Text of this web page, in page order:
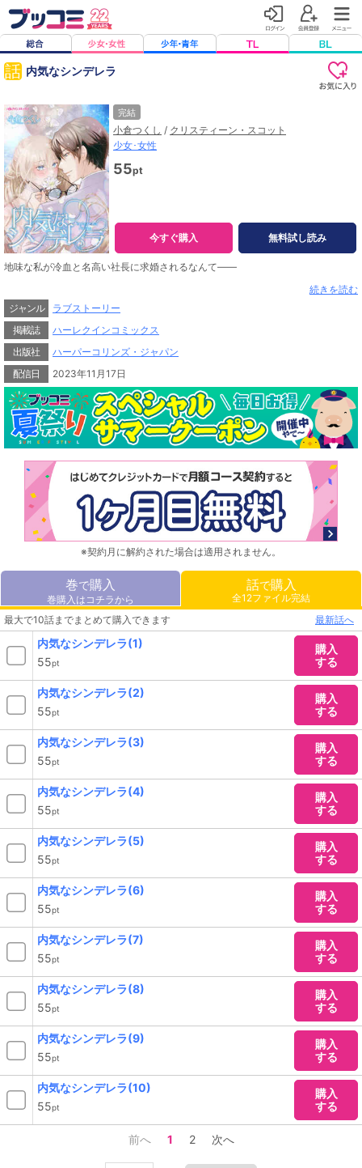
話 内気なシンデレラ
完結
小倉つくし / クリスティーン・スコット
少女･女性
55pt
今すぐ購入 無料試し読み
地味な私が冷血と名高い社長に求婚されるなんて――
地味で内気なシンシアは会社主催のダンスパーティーに参加することに。おしゃ
れ好きな姉の計らいで美しく変身したものの、酔っ払いに絡まれテラスに逃げ出
した。やっぱり平凡な私にパーティーなんて場違いだったのよ。涙を零す彼女の
前に、美しい男性が現れる。優しい物腰でダンスに誘われ、気がつけばキスをし
ていた。我に返り慌ただしくその場を去った翌日、社長室に呼びだされたシンシ
アは仰天する。まさか昨夜の男性が冷血で傲慢と噂の社長ライアンだったなん
て！？
続きを読む
ジャンル
ラブストーリー
掲載誌
ハーレクインコミックス
出版社
ハーパーコリンズ・ジャパン
配信日
2023年11月17日
※契約月に解約された場合は適用されません。
巻で購入
巻購入はコチラから
話で購入
全12ファイル完結
最大で10話までまとめて購入できます
最新話へ
内気なシンデレラ(1)
55pt
購入
する
内気なシンデレラ(2)
55pt
購入
する
内気なシンデレラ(3)
55pt
購入
する
内気なシンデレラ(4)
55pt
購入
する
内気なシンデレラ(5)
55pt
購入
する
内気なシンデレラ(6)
55pt
購入
する
内気なシンデレラ(7)
55pt
購入
する
内気なシンデレラ(8)
55pt
購入
する
内気なシンデレラ(9)
55pt
購入
する
内気なシンデレラ(10)
55pt
購入
する
前へ 1 2 次へ